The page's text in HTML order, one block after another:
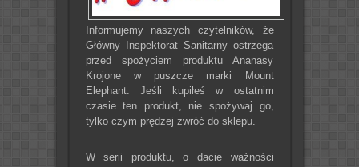
Informujemy naszych czytelników, że
Główny Inspektorat Sanitarny ostrzega
przed spożyciem produktu Ananasy
Krojone w puszcze marki Mount
Elephant. Jeśli kupiłeś w ostatnim
czasie ten produkt, nie spożywaj go,
tylko czym prędzej zwróć do sklepu.
W serii produktu, o dacie ważności